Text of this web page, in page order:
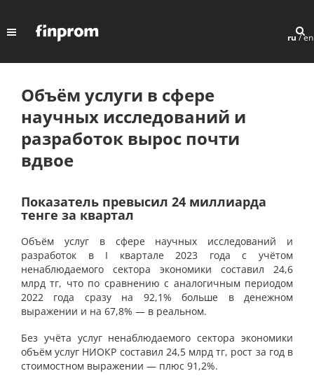
ru/en
Объём услуги в сфере
научных исследований и
разработок вырос почти
вдвое
Показатель превысил 24 миллиарда
тенге за квартал
Объём услуг в сфере научных исследований и
разработок в I квартале 2023 года с учётом
ненаблюдаемого сектора экономики составил 24,6
млрд тг, что по сравнению с аналогичным периодом
2022 года сразу на 92,1% больше в денежном
выражении и на 67,8% — в реальном.
Без учёта услуг ненаблюдаемого сектора экономики
объём услуг НИОКР составил 24,5 млрд тг, рост за год в
стоимостном выражении — плюс 91,2%.